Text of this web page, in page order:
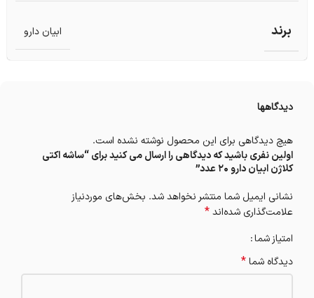
برند ابیان دارو
دیدگاهها
هیچ دیدگاهی برای این محصول نوشته نشده است.
اولین نفری باشید که دیدگاهی را ارسال می کنید برای “ساشه اکتی
کلاژن ابیان دارو 20 عدد”
نشانی ایمیل شما منتشر نخواهد شد. بخش‌های موردنیاز
علامت‌گذاری شده‌اند*
امتیاز شما
دیدگاه شما*